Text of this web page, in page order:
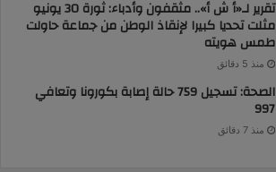
تقرير لـ«أ ش أ».. مثقفون وأدباء: ثورة 30 يونيو
مثلت تحديا كبيرا لإنقاذ الوطن من جماعة حاولت
طمس هويته
منذ 5 دقائق
الصحة: تسجيل 759 حالة إصابة بكورونا وتعافي
997
منذ 7 دقائق